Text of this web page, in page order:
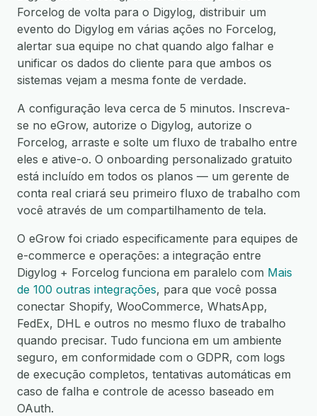
Forcelog de volta para o Digylog, distribuir um
evento do Digylog em várias ações no Forcelog,
alertar sua equipe no chat quando algo falhar e
unificar os dados do cliente para que ambos os
sistemas vejam a mesma fonte de verdade.
A configuração leva cerca de 5 minutos. Inscreva-
se no eGrow, autorize o Digylog, autorize o
Forcelog, arraste e solte um fluxo de trabalho entre
eles e ative-o. O onboarding personalizado gratuito
está incluído em todos os planos — um gerente de
conta real criará seu primeiro fluxo de trabalho com
você através de um compartilhamento de tela.
O eGrow foi criado especificamente para equipes de
e-commerce e operações: a integração entre
Digylog + Forcelog funciona em paralelo com Mais
de 100 outras integrações, para que você possa
conectar Shopify, WooCommerce, WhatsApp,
FedEx, DHL e outros no mesmo fluxo de trabalho
quando precisar. Tudo funciona em um ambiente
seguro, em conformidade com o GDPR, com logs
de execução completos, tentativas automáticas em
caso de falha e controle de acesso baseado em
OAuth.